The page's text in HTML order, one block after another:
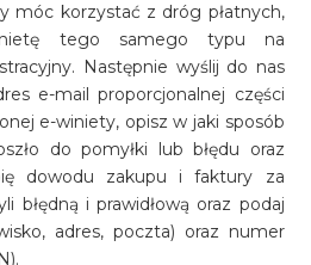
móc korzystać z dróg płatnych,
tego samego typu na
Następnie wyślij do nas
e-mail proporcjonalnej części
e-winiety, opisz w jaki sposób
do pomyłki lub błędu oraz
dowodu zakupu i faktury za
błędną i prawidłową oraz podaj
adres, poczta) oraz numer